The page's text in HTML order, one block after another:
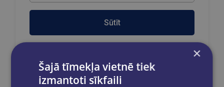
Sūtīt
Reģistrējies un saņem 10% atlaidi pilnas
×
Šajā tīmekļa vietnē tiek
izmantoti sīkfaili